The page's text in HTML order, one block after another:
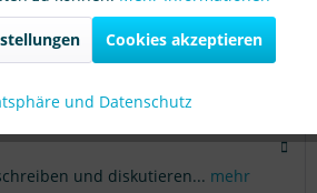
und diskutieren... mehr
Aktiv
Cookies akzeptieren
und Datenschutz